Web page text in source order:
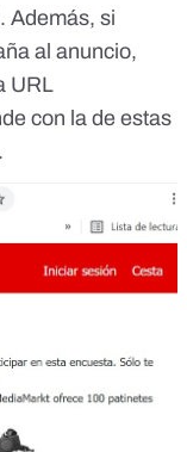
Además, si
al anuncio,
URL
con la de estas